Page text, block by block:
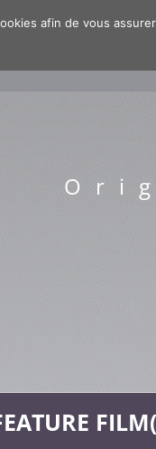
afin de vous